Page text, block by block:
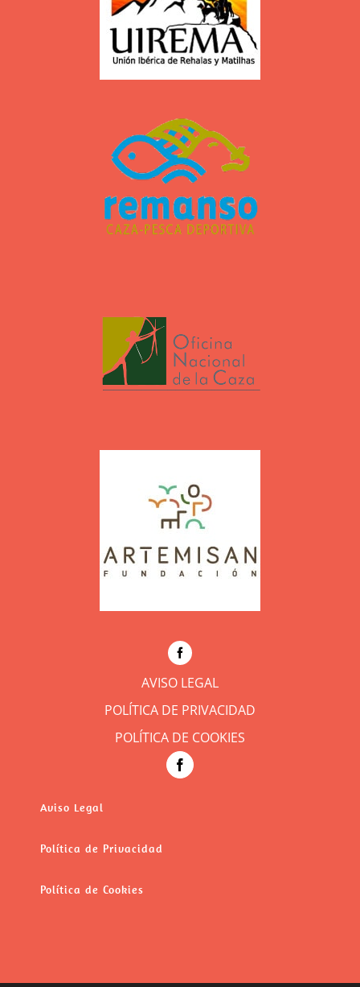
AVISO LEGAL
POLÍTICA DE PRIVACIDAD
POLÍTICA DE COOKIES
Aviso Legal
Política de Privacidad
Política de Cookies